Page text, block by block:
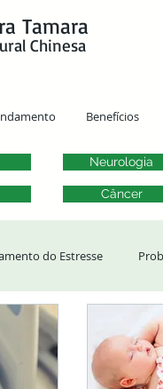
Tamara
Chinesa
Benefícios
Neurologia
Câncer
do Estresse
Transtornos